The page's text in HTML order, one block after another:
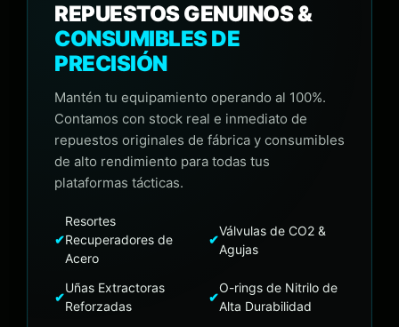
REPUESTOS GENUINOS &
CONSUMIBLES DE
PRECISIÓN
Mantén tu equipamiento operando al 100%.
Contamos con stock real e inmediato de
repuestos originales de fábrica y consumibles
de alto rendimiento para todas tus
plataformas tácticas.
✔
Resortes
Recuperadores de
Acero
✔
Válvulas de CO2 &
Agujas
✔
Uñas Extractoras
Reforzadas
✔
O-rings de Nitrilo de
Alta Durabilidad